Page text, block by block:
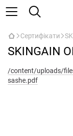
Сертифікати
SKINGAIN
/content/uploads/
sashe.pdf